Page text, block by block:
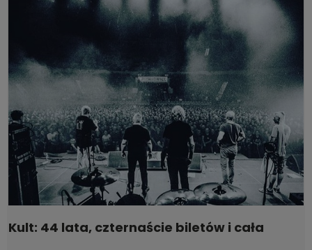
Kult: 44 lata, czternaście biletów i cała